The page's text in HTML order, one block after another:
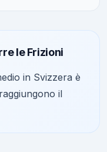
le Frizioni
in Svizzera è
il